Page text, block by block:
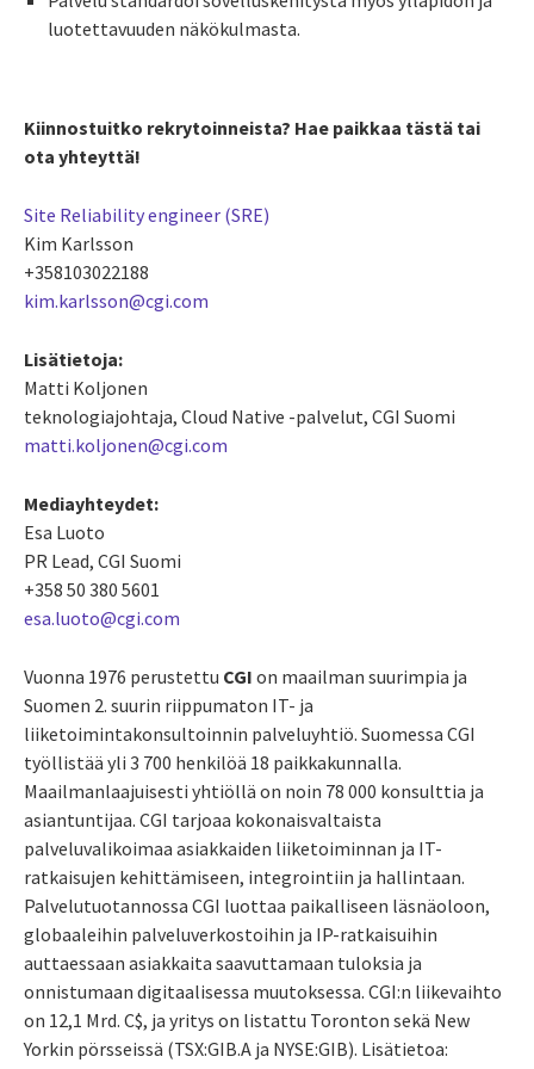
luotettavuuden näkökulmasta.
Kiinnostuitko rekrytoinneista? Hae paikkaa tästä tai
ota yhteyttä!
Site Reliability engineer (SRE)
Kim Karlsson
+358103022188
kim.karlsson@cgi.com
Lisätietoja:
Matti Koljonen
teknologiajohtaja, Cloud Native -palvelut, CGI Suomi
matti.koljonen@cgi.com
Mediayhteydet:
Esa Luoto
PR Lead, CGI Suomi
+358 50 380 5601
esa.luoto@cgi.com
Vuonna 1976 perustettu CGI on maailman suurimpia ja
Suomen 2. suurin riippumaton IT- ja
liiketoimintakonsultoinnin palveluyhtiö. Suomessa CGI
työllistää yli 3 700 henkilöä 18 paikkakunnalla.
Maailmanlaajuisesti yhtiöllä on noin 78 000 konsulttia ja
asiantuntijaa. CGI tarjoaa kokonaisvaltaista
palveluvalikoimaa asiakkaiden liiketoiminnan ja IT-
ratkaisujen kehittämiseen, integrointiin ja hallintaan.
Palvelutuotannossa CGI luottaa paikalliseen läsnäoloon,
globaaleihin palveluverkostoihin ja IP-ratkaisuihin
auttaessaan asiakkaita saavuttamaan tuloksia ja
onnistumaan digitaalisessa muutoksessa. CGI:n liikevaihto
on 12,1 Mrd. C$, ja yritys on listattu Toronton sekä New
Yorkin pörsseissä (TSX:GIB.A ja NYSE:GIB). Lisätietoa: